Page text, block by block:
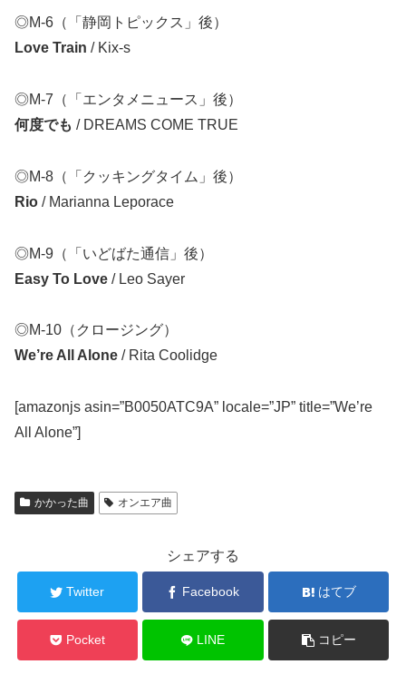
◎M-6（「静岡トピックス」後）
Love Train / Kix-s
◎M-7（「エンタメニュース」後）
何度でも / DREAMS COME TRUE
◎M-8（「クッキングタイム」後）
Rio / Marianna Leporace
◎M-9（「いどばた通信」後）
Easy To Love / Leo Sayer
◎M-10（クロージング）
We’re All Alone / Rita Coolidge
[amazonjs asin=”B0050ATC9A” locale=”JP” title=”We’re
All Alone”]
かかった曲 オンエア曲
シェアする
Twitter Facebook はてブ
Pocket LINE コピー